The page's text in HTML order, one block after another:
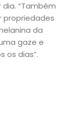
“Também
propriedades
da
gaze e
os dias”.